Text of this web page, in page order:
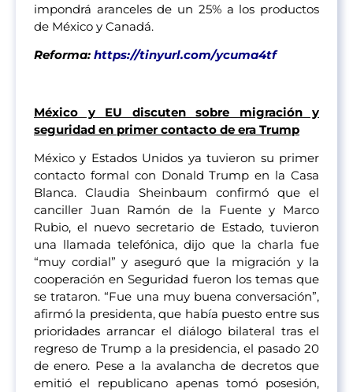
impondrá aranceles de un 25% a los productos
de México y Canadá.
Reforma: https://tinyurl.com/ycuma4tf
México y EU discuten sobre migración y
seguridad en primer contacto de era Trump
México y Estados Unidos ya tuvieron su primer
contacto formal con Donald Trump en la Casa
Blanca. Claudia Sheinbaum confirmó que el
canciller Juan Ramón de la Fuente y Marco
Rubio, el nuevo secretario de Estado, tuvieron
una llamada telefónica, dijo que la charla fue
“muy cordial” y aseguró que la migración y la
cooperación en Seguridad fueron los temas que
se trataron. “Fue una muy buena conversación”,
afirmó la presidenta, que había puesto entre sus
prioridades arrancar el diálogo bilateral tras el
regreso de Trump a la presidencia, el pasado 20
de enero. Pese a la avalancha de decretos que
emitió el republicano apenas tomó posesión,